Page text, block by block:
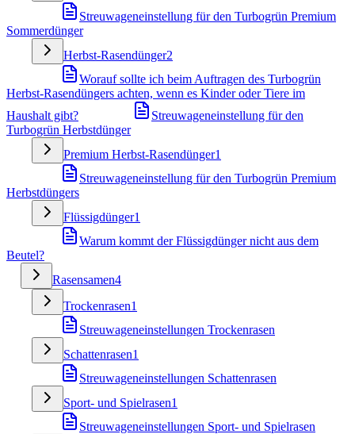
Streuwageneinstellung für den Turbogrün Premium
Sommerdünger
Herbst-Rasendünger2
Worauf sollte ich beim Auftragen des Turbogrün
Herbst-Rasendüngers achten, wenn es Kinder oder Tiere im
Haushalt gibt?
Streuwageneinstellung für den
Turbogrün Herbstdünger
Premium Herbst-Rasendünger1
Streuwageneinstellung für den Turbogrün Premium
Herbstdüngers
Flüssigdünger1
Warum kommt der Flüssigdünger nicht aus dem
Beutel?
Rasensamen4
Trockenrasen1
Streuwageneinstellungen Trockenrasen
Schattenrasen1
Streuwageneinstellungen Schattenrasen
Sport- und Spielrasen1
Streuwageneinstellungen Sport- und Spielrasen